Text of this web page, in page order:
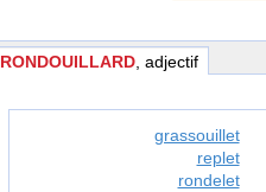
RONDOUILLARD , adjectif
grassouillet
replet
rondelet